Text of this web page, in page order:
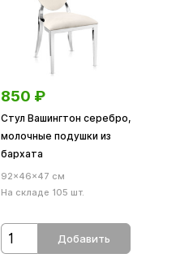
850 ₽
Стул Вашингтон серебро,
молочные подушки из
бархата
92×46×47 см
На складе 105 шт.
Добавить